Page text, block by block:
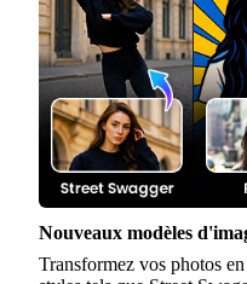
Nouveaux modèles
Transformez vos photos